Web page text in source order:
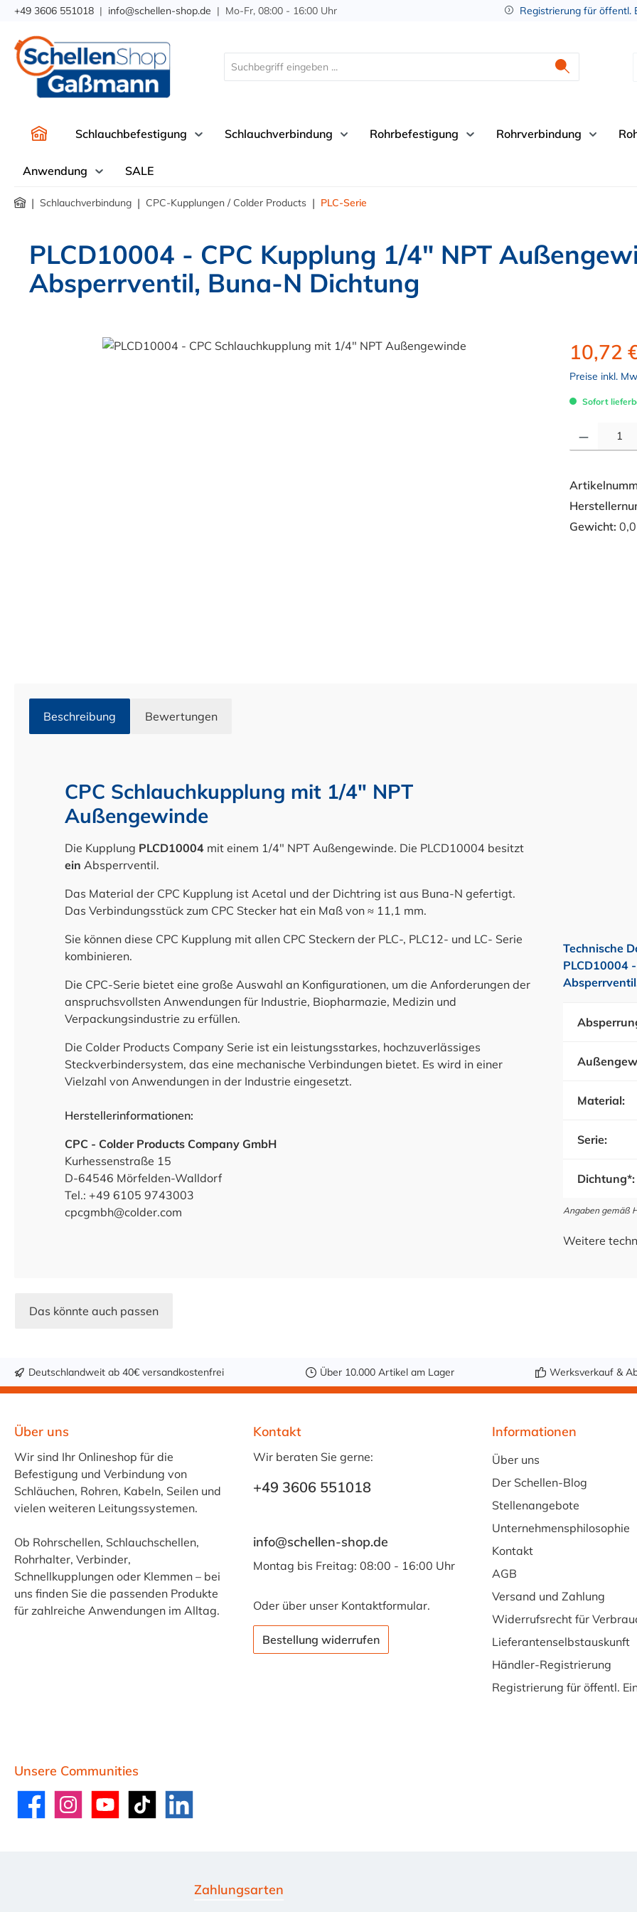
Zur Hauptnavigation springen
+49 3606 551018 | info@schellen-shop.de | Mo-Fr, 08:00 - 16:00 Uhr Registrierung für öffentl.
Schlauchbefestigung Schlauchverbindung Rohrbefestigung Rohrverbindung
Anwendung SALE
| Schlauchverbindung | CPC-Kupplungen / Colder Products | PLC-Serie
PLCD10004 - CPC Kupplung 1/4" NPT
Absperrventil, Buna-N Dichtung
Bildergalerie überspringen 10,72
Preise inkl.
Sofort
Gewicht:
Beschreibung Bewertungen
CPC Schlauchkupplung mit 1/4" NPT
Außengewinde
Die Kupplung PLCD10004 mit einem 1/4" NPT Außengewinde. Die PLCD10004 besitzt
ein Absperrventil.
Das Material der CPC Kupplung ist Acetal und der Dichtring ist aus Buna-N gefertigt.
Das Verbindungsstück zum CPC Stecker hat ein Maß von ≈ 11,1 mm.
Sie können diese CPC Kupplung mit allen CPC Steckern der PLC-, PLC12- und LC- Serie
kombinieren.
Die CPC-Serie bietet eine große Auswahl an Konfigurationen, um die Anforderungen der
anspruchsvollsten Anwendungen für Industrie, Biopharmazie, Medizin und
Verpackungsindustrie zu erfüllen.
Die Colder Products Company Serie ist ein leistungsstarkes, hochzuverlässiges
Steckverbindersystem, das eine mechanische Verbindungen bietet. Es wird in einer
Vielzahl von Anwendungen in der Industrie eingesetzt.
Herstellerinformationen:
CPC - Colder Products Company GmbH
Kurhessenstraße 15
D-64546 Mörfelden-Walldorf
Tel.: +49 6105 9743003
cpcgmbh@colder.com
Technische
PLCD10004
Material:
Serie:
Dichtung*:
Angaben gemäß
Weitere
Das könnte auch passen
Deutschlandweit ab 40€ versandkostenfrei Über 10.000 Artikel am Lager Werksverkauf &
Über uns
Wir sind Ihr Onlineshop für die
Befestigung und Verbindung von
Schläuchen, Rohren, Kabeln, Seilen und
vielen weiteren Leitungssystemen.
Ob Rohrschellen, Schlauchschellen,
Rohrhalter, Verbinder,
Schnellkupplungen oder Klemmen – bei
uns finden Sie die passenden Produkte
für zahlreiche Anwendungen im Alltag.
Kontakt
Wir beraten Sie gerne:
+49 3606 551018
info@schellen-shop.de
Montag bis Freitag: 08:00 - 16:00 Uhr
Oder über unser Kontaktformular.
Bestellung widerrufen
Informationen
Über uns
Der Schellen-Blog
Stellenangebote
Unternehmensphilosophie
Kontakt
AGB
Versand und Zahlung
Widerrufsrecht für
Lieferantenselbstauskunft
Händler-Registrierung
Registrierung für öffentl.
Unsere Communities
FacebookInstagramYouTube TikTok LinkedIn
Zahlungsarten